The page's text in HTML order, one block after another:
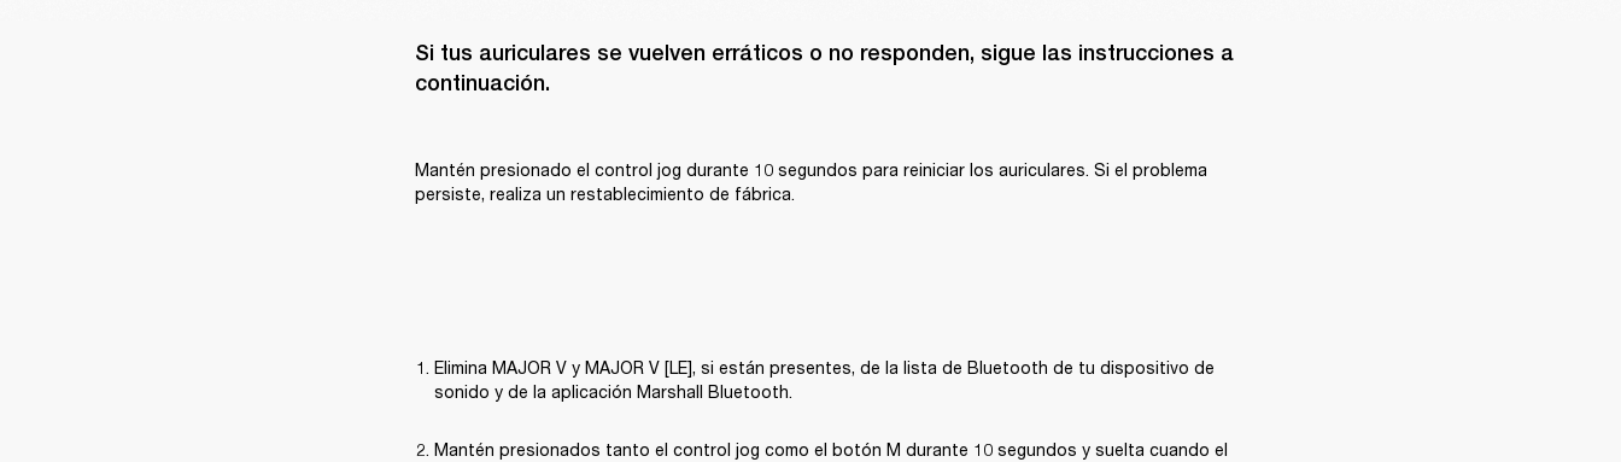
Si tus auriculares se vuelven erráticos o no responden, sigue las instrucciones a
continuación.
Mantén presionado el control jog durante 10 segundos para reiniciar los auriculares. Si el problema
persiste, realiza un restablecimiento de fábrica.
Elimina MAJOR V y MAJOR V [LE], si están presentes, de la lista de Bluetooth de tu dispositivo de
sonido y de la aplicación Marshall Bluetooth.
Mantén presionados tanto el control jog como el botón M durante 10 segundos y suelta cuando el